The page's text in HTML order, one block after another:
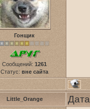
Гонщик
Сообщений: 1261
Статус: вне сайта
Little_Orange